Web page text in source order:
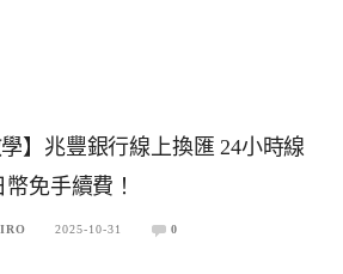
學】兆豐銀行線上換匯 24小時線
免手續費！
2025-10-31 0